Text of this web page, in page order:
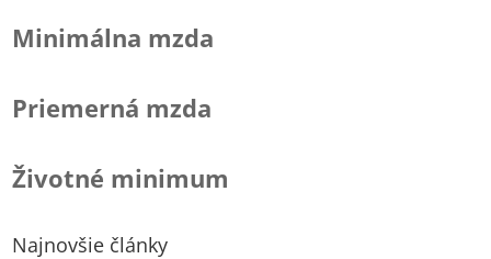
Minimálna mzda
Priemerná mzda
Životné minimum
Najnovšie články